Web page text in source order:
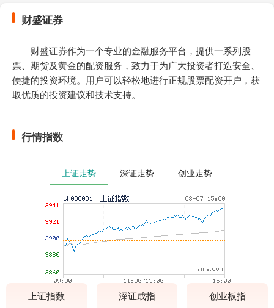
财盛证券
财盛证券作为一个专业的金融服务平台，提供一系列股
票、期货及黄金的配资服务，致力于为广大投资者打造安全、
便捷的投资环境。用户可以轻松地进行正规股票配资开户，获
取优质的投资建议和技术支持。
行情指数
上证走势 深证走势 创业走势
上证指数
深证成指
创业板指